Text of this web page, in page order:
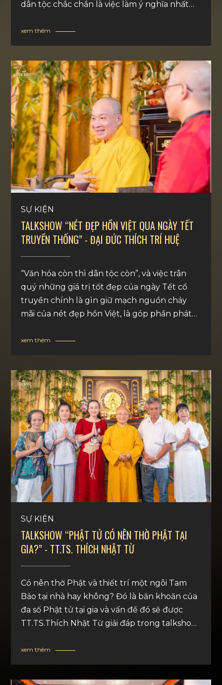
dân tộc chắc chắn là việc làm ý nghĩa nhất
hạnh phúc an lạc.
xem thêm
SỰ KIỆN
TALKSHOW “NÉT ĐẸP HỒN VIỆT QUA NGÀY TẾT
TRUYỀN THỐNG” - ĐẠI ĐỨC THÍCH TRÍ HUỆ
“Văn hóa còn thì dân tộc còn”, và việc trân
quý những giá trị tốt đẹp của ngày Tết cổ
truyền chính là gìn giữ mạch nguồn chảy
mãi của nét đẹp hồn Việt, là góp phần phát
người thêm yêu quê hương, đất nước.
xem thêm
SỰ KIỆN
TALKSHOW “PHẬT TỬ CÓ NÊN THỜ PHẬT TẠI
GIA?” - TT.TS. THÍCH NHẬT TỪ
Có nên thờ Phật và thiết trí một ngôi Tam
Bảo tại nhà hay không? Đó là băn khoăn của
đa số Phật tử tại gia và vấn đề đó sẽ được
TT.TS.Thích Nhật Từ giải đáp trong talkshow
là đơn vị đồng hành, trợ duyên và là địa điểm
ghi hình cho talkshow, Diệu Tướng Am vô
xem thêm